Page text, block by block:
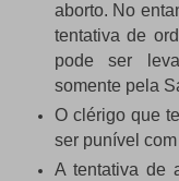
aborto. No
tentativa de
pode ser
somente pela
O clérigo que
ser punível
A tentativa de